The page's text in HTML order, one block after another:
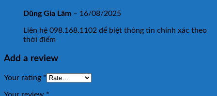
Dũng Gia Lâm – 16/08/2025
Liên hệ 098.168.1102 để biệt thông tin chính xác theo
thời điểm
Add a review
Your rating *